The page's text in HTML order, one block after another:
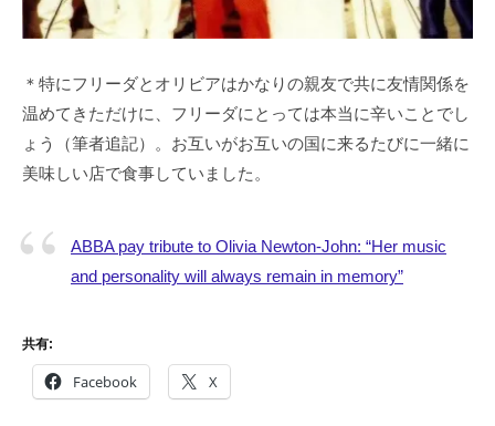
＊特にフリーダとオリビアはかなりの親友で共に友情関係を
温めてきただけに、フリーダにとっては本当に辛いことでし
ょう（筆者追記）。お互いがお互いの国に来るたびに一緒に
美味しい店で食事していました。
ABBA pay tribute to Olivia Newton-John: “Her music
and personality will always remain in memory”
共有:
Facebook X